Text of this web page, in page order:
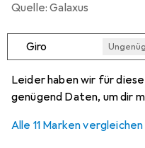
Quelle: Galaxus
Giro
Leider haben wir für
genügend Daten, um dir
Alle 11 Marken vergleichen